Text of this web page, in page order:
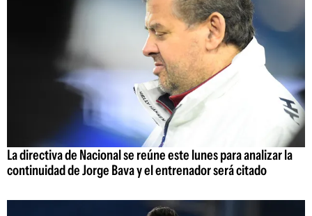
La directiva de Nacional se reúne este lunes para analizar la
continuidad de Jorge Bava y el entrenador será citado